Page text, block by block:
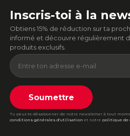
Inscris-toi à la
Obtiens 15% de réduction sur ta
informé et découvre régulièrement
produits exclusifs.
Soumettre
Tu peux te désabonner de notre newsletter à tout
conditions générales d'utilisation et notre politique de